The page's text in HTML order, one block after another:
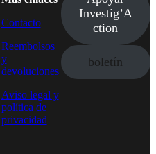
Contacto
Reembolsos
y
devoluciones
Aviso legal y
política de
privacidad
Investig’A
ction
boletín